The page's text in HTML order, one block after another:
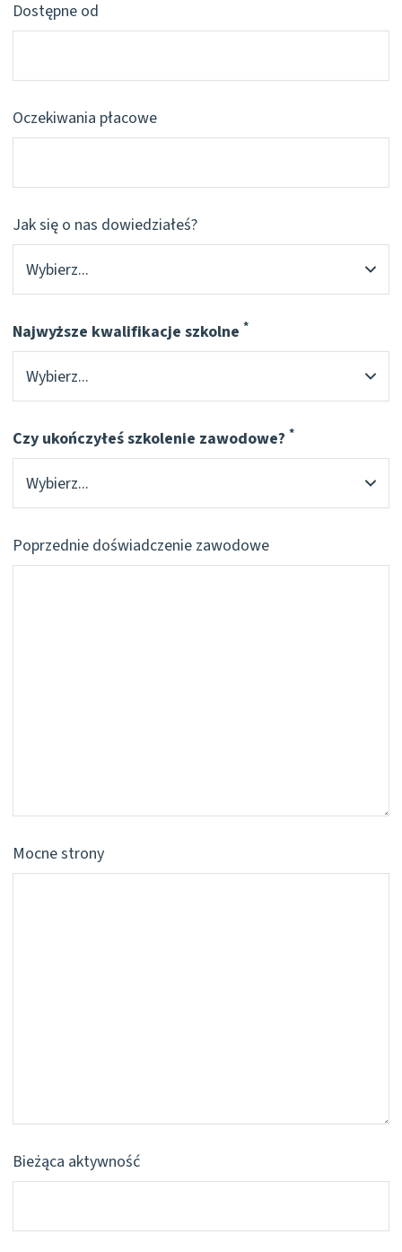
Dostępne od
Oczekiwania płacowe
Jak się o nas dowiedziałeś?
Najwyższe kwalifikacje szkolne *
Pflichtfeld
Czy ukończyłeś szkolenie zawodowe? *
Pflichtfeld
Poprzednie doświadczenie zawodowe
Mocne strony
Bieżąca aktywność